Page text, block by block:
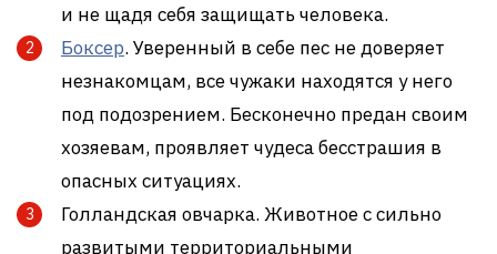
и не щадя себя защищать человека.
Боксер. Уверенный в себе пес не доверяет
незнакомцам, все чужаки находятся у него
под подозрением. Бесконечно предан своим
хозяевам, проявляет чудеса бесстрашия в
опасных ситуациях.
Голландская овчарка. Животное с сильно
развитыми территориальными